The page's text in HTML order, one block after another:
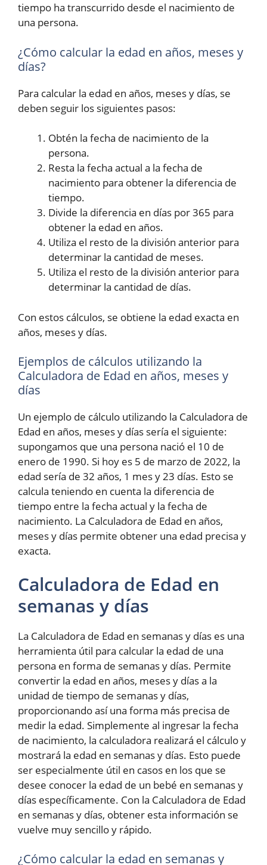
tiempo ha transcurrido desde el nacimiento de
una persona.
¿Cómo calcular la edad en años, meses y
días?
Para calcular la edad en años, meses y días, se
deben seguir los siguientes pasos:
Obtén la fecha de nacimiento de la
persona.
Resta la fecha actual a la fecha de
nacimiento para obtener la diferencia de
tiempo.
Divide la diferencia en días por 365 para
obtener la edad en años.
Utiliza el resto de la división anterior para
determinar la cantidad de meses.
Utiliza el resto de la división anterior para
determinar la cantidad de días.
Con estos cálculos, se obtiene la edad exacta en
años, meses y días.
Ejemplos de cálculos utilizando la
Calculadora de Edad en años, meses y
días
Un ejemplo de cálculo utilizando la Calculadora de
Edad en años, meses y días sería el siguiente:
supongamos que una persona nació el 10 de
enero de 1990. Si hoy es 5 de marzo de 2022, la
edad sería de 32 años, 1 mes y 23 días. Esto se
calcula teniendo en cuenta la diferencia de
tiempo entre la fecha actual y la fecha de
nacimiento. La Calculadora de Edad en años,
meses y días permite obtener una edad precisa y
exacta.
Calculadora de Edad en
semanas y días
La Calculadora de Edad en semanas y días es una
herramienta útil para calcular la edad de una
persona en forma de semanas y días. Permite
convertir la edad en años, meses y días a la
unidad de tiempo de semanas y días,
proporcionando así una forma más precisa de
medir la edad. Simplemente al ingresar la fecha
de nacimiento, la calculadora realizará el cálculo y
mostrará la edad en semanas y días. Esto puede
ser especialmente útil en casos en los que se
desee conocer la edad de un bebé en semanas y
días específicamente. Con la Calculadora de Edad
en semanas y días, obtener esta información se
vuelve muy sencillo y rápido.
¿Cómo calcular la edad en semanas y